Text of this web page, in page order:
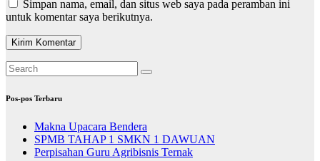
Simpan nama, email, dan situs web saya pada peramban ini
untuk komentar saya berikutnya.
Pos-pos Terbaru
Makna Upacara Bendera
SPMB TAHAP 1 SMKN 1 DAWUAN
Perpisahan Guru Agribisnis Ternak